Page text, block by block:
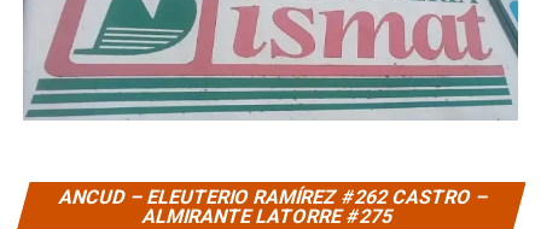
ANCUD – ELEUTERIO RAMÍREZ #262 CASTRO –
ALMIRANTE LATORRE #275